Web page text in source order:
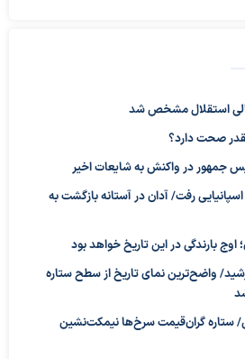
استقلال مشخص شد
صحت دارد؟
جمهور در واکنش به شایعات اخیر
رفت/ آدان در آستانه بازگشت به
بارندگی در این تاریخ خواهد بود
واضح‌ترین نمای تاریخ از سطح ستاره
ستاره گران‌قیمت سرخ‌ها نیمکت‌نشین